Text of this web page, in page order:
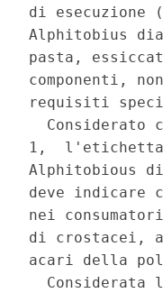
di
Alphitobius
pasta,
componenti,
requisiti
Considerato
1,
Alphitobious
deve indicare
nei
di crostacei,
acari della
Considerata